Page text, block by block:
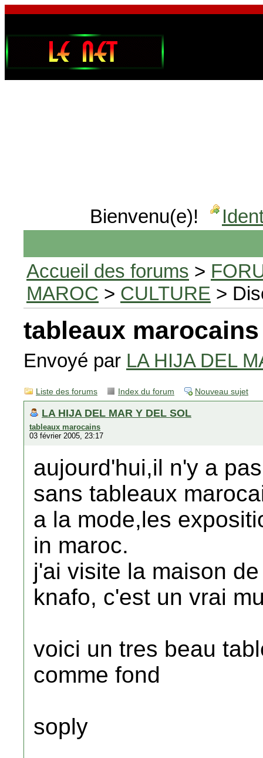
Bienvenu(e)!
Accueil des forums >
MAROC > CULTURE >
tableaux marocains
Envoyé par LA HIJA DEL
Liste des forums Index du forum Nouveau sujet
LA HIJA DEL MAR Y DEL SOL
tableaux marocains
03 février 2005, 23:17
aujourd'hui,il n'y a
sans tableaux
a la mode,les
in maroc.
j'ai visite la maison
knafo, c'est un vrai
voici un tres beau
comme fond
soply